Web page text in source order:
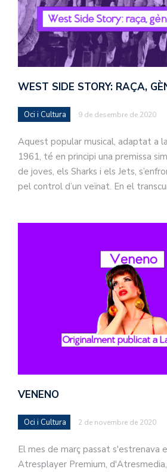
WEST SIDE STORY: RAÇA,
Oci i Cultura 9 de desembre de 2020
Aquest popular musical, adaptat a
1961, té en principi una premissa
de joves, els Sharks i els Jets,
pel control d’un veïnat. En el
VENENO
Oci i Cultura 2 de novembre de 2020
El mes de març passat s'estrenava
Atresplayer Premium,